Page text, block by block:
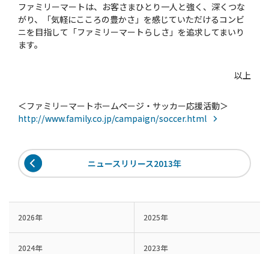
ファミリーマートは、お客さまひとり一人と強く、深くつな
がり、「気軽にこころの豊かさ」を感じていただけるコンビ
ニを目指して「ファミリーマートらしさ」を追求してまいり
ます。
以上
＜ファミリーマートホームページ・サッカー応援活動＞
http://www.family.co.jp/campaign/soccer.html
ニュースリリース2013年
2026年 2025年
2024年 2023年